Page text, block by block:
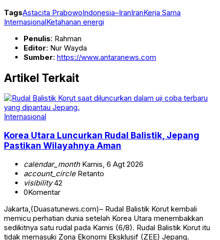
TagsAstacita PrabowoIndonesia–IranIranKerja Sama
InternasionalKetahanan energi
Penulis: Rahman
Editor: Nur Wayda
Sumber: https://www.antaranews.com
Artikel Terkait
Internasional
Korea Utara Luncurkan Rudal Balistik, Jepang
Pastikan Wilayahnya Aman
calendar_monthKamis, 6 Agt 2026
account_circleRetanto
visibility42
0Komentar
Jakarta,(Duasatunews.com)– Rudal Balistik Korut kembali
memicu perhatian dunia setelah Korea Utara menembakkan
sedikitnya satu rudal pada Kamis (6/8). Rudal Balistik Korut itu
tidak memasuki Zona Ekonomi Eksklusif (ZEE) Jepang.